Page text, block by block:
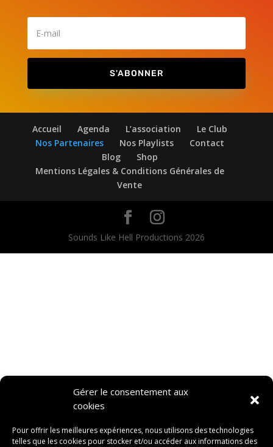
Gérer le consentement aux
cookies
Pour offrir les meilleures expériences, nous utilisons des technologies
telles que les cookies pour stocker et/ou accéder aux informations des
S'ABONNER
Accueil Agenda L’association
Le Club
Nos Partenaires
Nos Playlists
Contact
Blog
Shop
Mentions Légales & Conditions Générales de
Vente
Sounds Like Hell Productions 2026